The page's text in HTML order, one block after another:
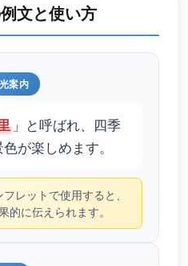
例文と使い方
案内
」と呼ばれ、四季
が楽しめます。
レットで使用すると、
的に伝えられます。